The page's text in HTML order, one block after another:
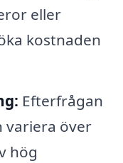
eller
kostnaden
Efterfrågan
variera över
hög